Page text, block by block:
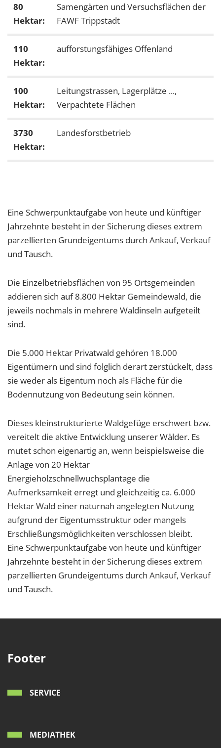
80
Hektar:
Samengärten und Versuchsflächen der
FAWF Trippstadt
110
Hektar:
aufforstungsfähiges Offenland
100
Hektar:
Leitungstrassen, Lagerplätze ...,
Verpachtete Flächen
3730
Hektar:
Landesforstbetrieb
Eine Schwerpunktaufgabe von heute und künftiger
Jahrzehnte besteht in der Sicherung dieses extrem
parzellierten Grundeigentums durch Ankauf, Verkauf
und Tausch.
Die Einzelbetriebsflächen von 95 Ortsgemeinden
addieren sich auf 8.800 Hektar Gemeindewald, die
jeweils nochmals in mehrere Waldinseln aufgeteilt
sind.
Die 5.000 Hektar Privatwald gehören 18.000
Eigentümern und sind folglich derart zerstückelt, dass
sie weder als Eigentum noch als Fläche für die
Bodennutzung von Bedeutung sein können.
Dieses kleinstrukturierte Waldgefüge erschwert bzw.
vereitelt die aktive Entwicklung unserer Wälder. Es
mutet schon eigenartig an, wenn beispielsweise die
Anlage von 20 Hektar
Energieholzschnellwuchsplantage die
Aufmerksamkeit erregt und gleichzeitig ca. 6.000
Hektar Wald einer naturnah angelegten Nutzung
aufgrund der Eigentumsstruktur oder mangels
Erschließungsmöglichkeiten verschlossen bleibt.
Eine Schwerpunktaufgabe von heute und künftiger
Jahrzehnte besteht in der Sicherung dieses extrem
parzellierten Grundeigentums durch Ankauf, Verkauf
und Tausch.
Footer
SERVICE
MEDIATHEK